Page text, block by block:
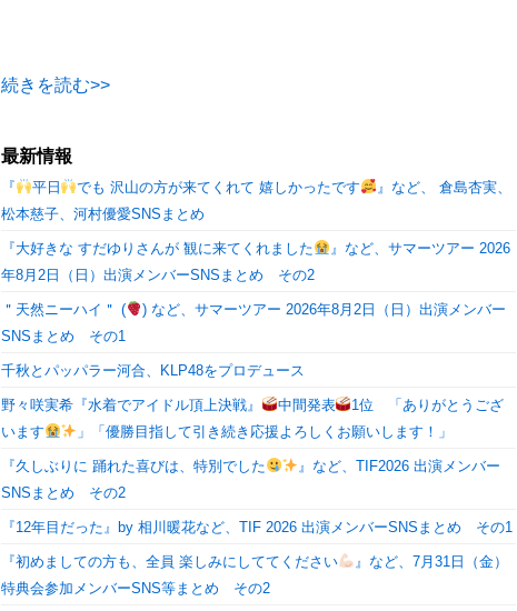
続きを読む>>
最新情報
『 平日 でも 沢山の方が来てくれて 嬉しかったです
』など、 倉島杏実、
松本慈子、河村優愛SNSまとめ
『大好きな すだゆりさんが 観に来てくれました
』など、サマーツアー 2026
年8月2日（日）出演メンバーSNSまとめ その2
＂天然ニーハイ＂ (
) など、サマーツアー 2026年8月2日（日）出演メンバー
SNSまとめ その1
千秋とパッパラー河合、KLP48をプロデュース
野々咲実希『水着でアイドル頂上決戦』 中間発表
1位 「ありがとうござ
います
」「優勝目指して引き続き応援よろしくお願いします！」
『久しぶりに 踊れた喜びは、特別でした
』など、TIF2026 出演メンバー
SNSまとめ その2
『12年目だった』by 相川暖花など、TIF 2026 出演メンバーSNSまとめ その1
『初めましての方も、全員 楽しみにしててください
』など、7月31日（金）
特典会参加メンバーSNS等まとめ その2